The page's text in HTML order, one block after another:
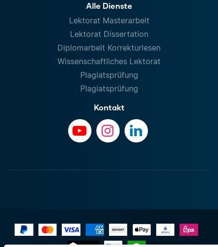
Alle Dienste
Lektorat Masterarbeit
Lektorat Dissertation
Diplomarbeit Korrekturlesen
Wissenschaftliches Lektorat
Plagiatsprüfung
Plagiatsprüfung
Kontakt